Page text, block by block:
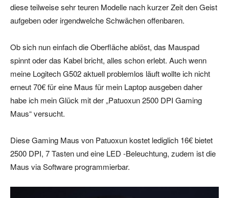
diese teilweise sehr teuren Modelle nach kurzer Zeit den Geist
aufgeben oder irgendwelche Schwächen offenbaren.
Ob sich nun einfach die Oberfläche ablöst, das Mauspad
spinnt oder das Kabel bricht, alles schon erlebt. Auch wenn
meine Logitech G502 aktuell problemlos läuft wollte ich nicht
erneut 70€ für eine Maus für mein Laptop ausgeben daher
habe ich mein Glück mit der „Patuoxun 2500 DPI Gaming
Maus“ versucht.
Diese Gaming Maus von Patuoxun kostet lediglich 16€ bietet
2500 DPI, 7 Tasten und eine LED -Beleuchtung, zudem ist die
Maus via Software programmierbar.